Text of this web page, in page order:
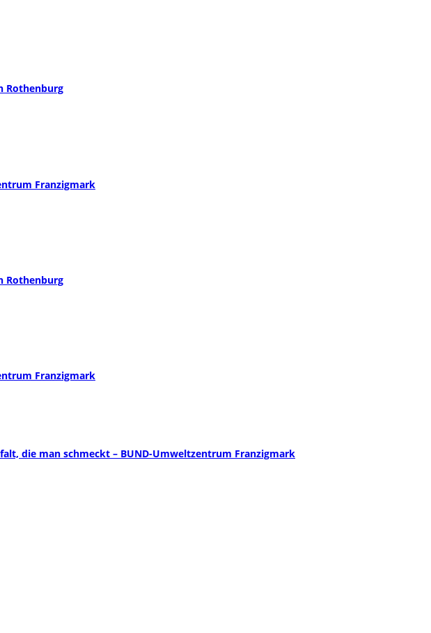
Rothenburg
Franzigmark
Rothenburg
Franzigmark
die man schmeckt – BUND-Umweltzentrum Franzigmark